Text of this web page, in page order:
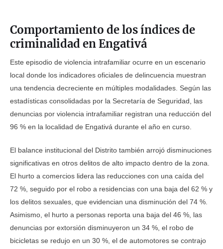
Comportamiento de los índices de
criminalidad en Engativá
Este episodio de violencia intrafamiliar ocurre en un escenario
local donde los indicadores oficiales de delincuencia muestran
una tendencia decreciente en múltiples modalidades. Según las
estadísticas consolidadas por la Secretaría de Seguridad, las
denuncias por violencia intrafamiliar registran una reducción del
96 % en la localidad de Engativá durante el año en curso.
El balance institucional del Distrito también arrojó disminuciones
significativas en otros delitos de alto impacto dentro de la zona.
El hurto a comercios lidera las reducciones con una caída del
72 %, seguido por el robo a residencias con una baja del 62 % y
los delitos sexuales, que evidencian una disminución del 74 %.
Asimismo, el hurto a personas reporta una baja del 46 %, las
denuncias por extorsión disminuyeron un 34 %, el robo de
bicicletas se redujo en un 30 %, el de automotores se contrajo